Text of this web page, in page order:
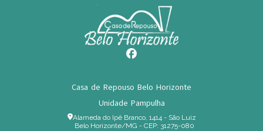
Casa de Repouso Belo Horizonte
Unidade Pampulha
Alameda do Ipê Branco, 1414 - São Luiz
Belo Horizonte/MG - CEP: 31275-080